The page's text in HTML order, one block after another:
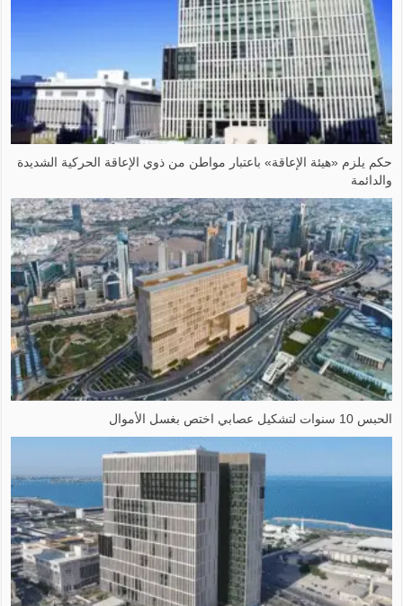
حكم يلزم ‏«هيئة الإعاقة» باعتبار مواطن من ذوي الإعاقة الحركية الشديدة
والدائمة
الحبس 10 سنوات لتشكيل عصابي اختص بغسل الأموال